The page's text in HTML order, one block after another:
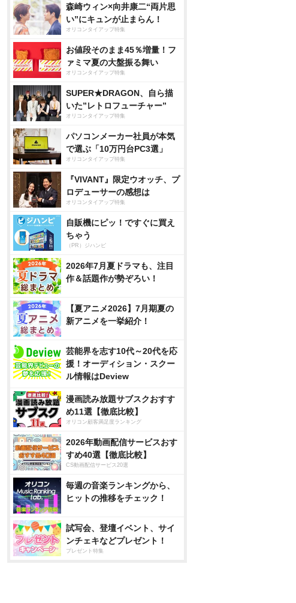
森崎ウィン×向井康二“両片思
い”にキュンが止まらん！
オリコンタイアップ特集
お値段そのまま45％増量！フ
ァミマ夏の大盤振る舞い
オリコンタイアップ特集
SUPER★DRAGON、自ら描
いた”レトロフューチャー”
オリコンタイアップ特集
パソコンメーカー社員が本気
で選ぶ「10万円台PC3選」
オリコンタイアップ特集
『VIVANT』限定ウオッチ、プ
ロデューサーの感想は
オリコンタイアップ特集
自販機にピッ！ですぐに買え
ちゃう
（PR）ジハンピ
2026年7月夏ドラマも、注目
作＆話題作が勢ぞろい！
【夏アニメ2026】7月期夏の
新アニメを一挙紹介！
芸能界を志す10代～20代を応
援！オーディション・スクー
ル情報はDeview
漫画読み放題サブスクおすす
め11選【徹底比較】
オリコン顧客満足度ランキング
2026年動画配信サービスおす
すめ40選【徹底比較】
CS動画配信サービス20選
毎週の音楽ランキングから、
ヒットの推移をチェック！
試写会、登壇イベント、サイ
ンチェキなどプレゼント！
プレゼント特集